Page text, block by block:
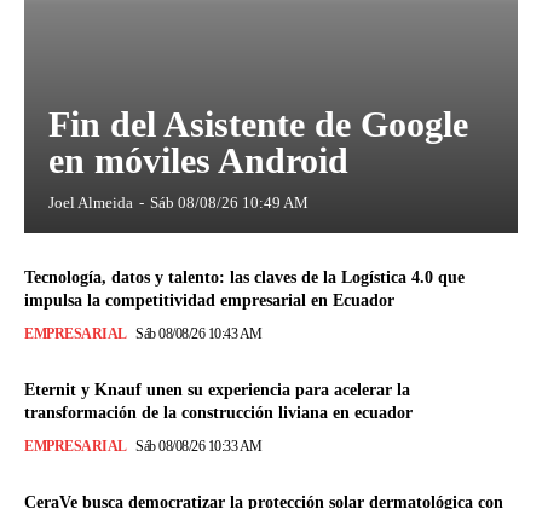
Fin del Asistente de Google
en móviles Android
Joel Almeida - Sáb 08/08/26 10:49 AM
Tecnología, datos y talento: las claves de la Logística 4.0 que
impulsa la competitividad empresarial en Ecuador
EMPRESARIAL Sáb 08/08/26 10:43 AM
Eternit y Knauf unen su experiencia para acelerar la
transformación de la construcción liviana en ecuador
EMPRESARIAL Sáb 08/08/26 10:33 AM
CeraVe busca democratizar la protección solar dermatológica con